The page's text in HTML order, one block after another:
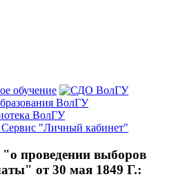
обучение
ВолГУ
ВолГУ
Сервис "Личный кабинет"
проведении выборов
от 30 мая 1849 Г.: